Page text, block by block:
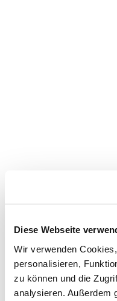
Diese Webseite
Wir verwenden
personalisieren,
zu können und die
analysieren. Außerdem
Dies